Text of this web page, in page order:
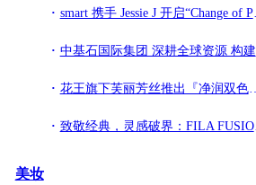
smart 携手 Jessie J 开启“Change of Perspectives”全球品牌战役
中基石国际集团 深耕全球资源 构建贸易物流产业生态
花王旗下芙丽芳丝推出『净润双色卸妆膏』以创新“自由加减”理念引领卸妆新体验
致敬经典，灵感破界：FILA FUSION发布全新BOBO BLING学院薄底鞋
美妆